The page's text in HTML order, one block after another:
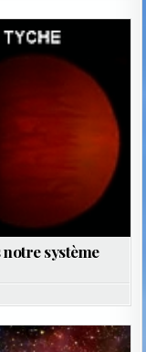
notre système